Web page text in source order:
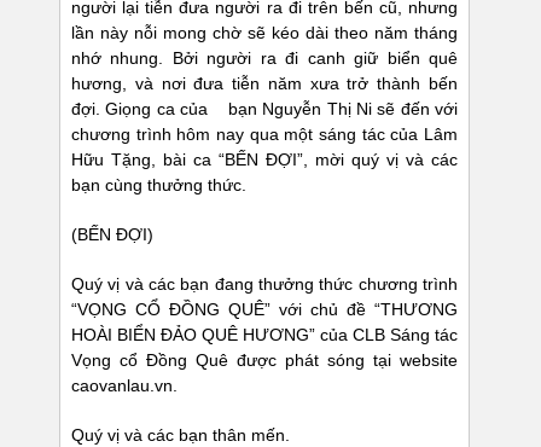
người lại tiễn đưa người ra đi trên bến cũ, nhưng
lần này nỗi mong chờ sẽ kéo dài theo năm tháng
nhớ nhung. Bởi người ra đi canh giữ biển quê
hương, và nơi đưa tiễn năm xưa trở thành bến
đợi. Giọng ca của bạn Nguyễn Thị Ni sẽ đến với
chương trình hôm nay qua một sáng tác của Lâm
Hữu Tặng, bài ca “BẾN ĐỢI”, mời quý vị và các
bạn cùng thưởng thức.
(BẾN ĐỢI)
Quý vị và các bạn đang thưởng thức chương trình
“VỌNG CỔ ĐỒNG QUÊ” với chủ đề “THƯƠNG
HOÀI BIỂN ĐẢO QUÊ HƯƠNG” của CLB Sáng tác
Vọng cổ Đồng Quê được phát sóng tại website
caovanlau.vn.
Quý vị và các bạn thân mến.